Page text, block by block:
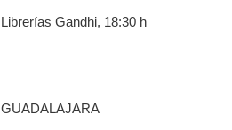
Librerías Gandhi, 18:30 h
GUADALAJARA